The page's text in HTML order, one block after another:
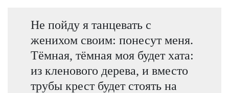
Не пойду я танцевать с
женихом своим: понесут меня.
Тёмная, тёмная моя будет хата:
из кленового дерева, и вместо
трубы крест будет стоять на